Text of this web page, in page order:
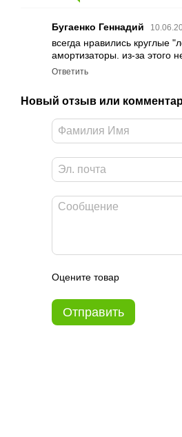
Бугаенко Геннадий
всегда нравились круглые
амортизаторы. из-за этого
Ответить
Новый отзыв или
Оцените товар
Отправить